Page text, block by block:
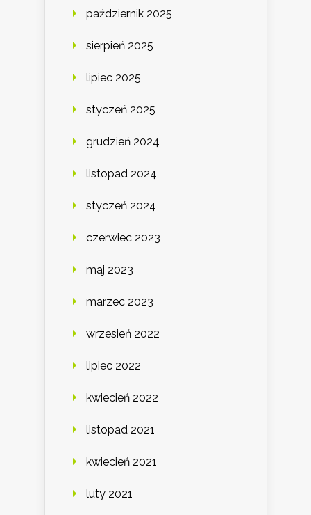
październik 2025
sierpień 2025
lipiec 2025
styczeń 2025
grudzień 2024
listopad 2024
styczeń 2024
czerwiec 2023
maj 2023
marzec 2023
wrzesień 2022
lipiec 2022
kwiecień 2022
listopad 2021
kwiecień 2021
luty 2021